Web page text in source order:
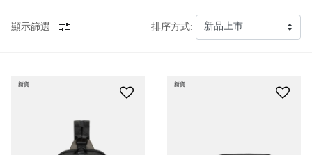
顯示篩選 排序方式:
新貨 新貨